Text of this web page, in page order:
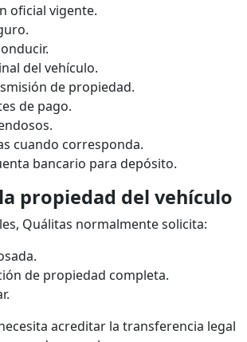
oficial vigente.
del vehículo.
de propiedad.
de pago.
cuando corresponda.
bancario para depósito.
propiedad del vehículo
Quálitas normalmente solicita:
de propiedad completa.
acreditar la transferencia legal